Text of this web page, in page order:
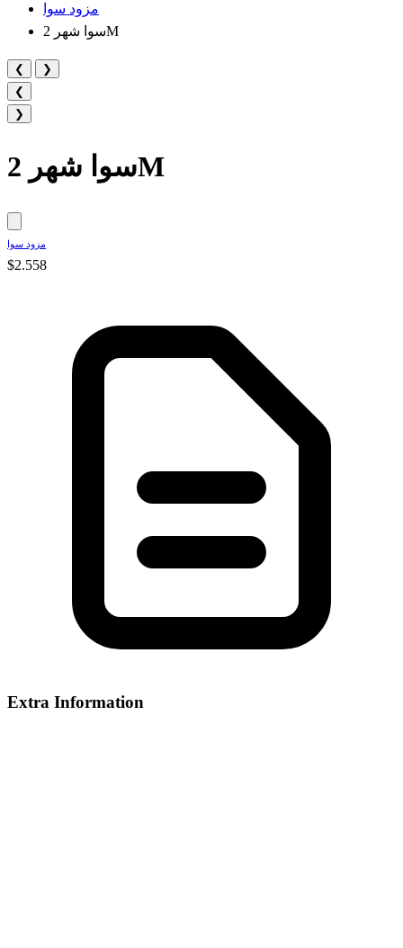
مزود سوا
سوا شهر 2M
❮
❯
❮
❯
سوا شهر 2M
مزود سوا
$2.558
Extra Information